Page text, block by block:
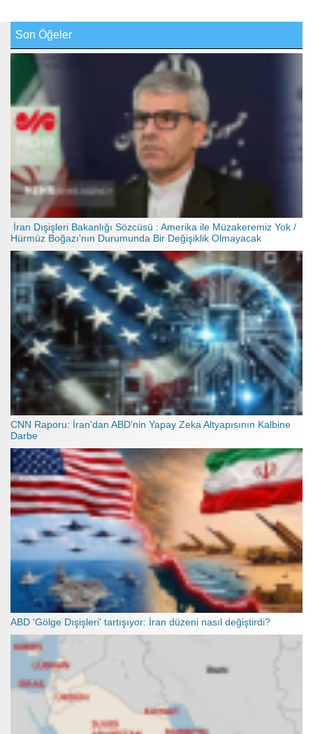
Son Öğeler
İran Dışişleri Bakanlığı Sözcüsü : Amerika ile Müzakeremiz Yok /
Hürmüz Boğazı'nın Durumunda Bir Değişiklik Olmayacak
CNN Raporu: İran'dan ABD'nin Yapay Zeka Altyapısının Kalbine
Darbe
ABD 'Gölge Dışişleri' tartışıyor: İran düzeni nasıl değiştirdi?